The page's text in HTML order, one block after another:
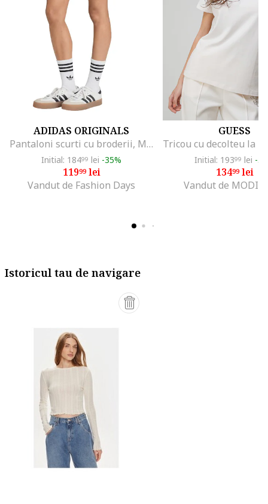
ADIDAS ORIGINALS
Pantaloni scurti cu broderii, Maro deschis/Alb murdar
Initial: 18499 lei -35%
11999lei
Vandut de Fashion Days
GUESS
Initial: 19399 lei -
13499lei
Vandut de
Istoricul tau de navigare